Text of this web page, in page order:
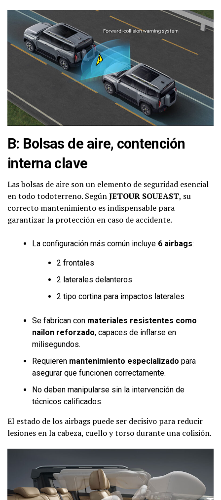
B: Bolsas de aire, contención
interna clave
Las bolsas de aire son un elemento de seguridad esencial
en todo todoterreno. SegúnJETOUR SOUEAST, su
correcto mantenimiento es indispensable para
garantizar la protección en caso de accidente.
La configuración más común incluye 6 airbags:
2 frontales
2 laterales delanteros
2 tipo cortina para impactos laterales
Se fabrican con materiales resistentes como
nailon reforzado, capaces de inflarse en
milisegundos.
Requieren mantenimiento especializado para
asegurar que funcionen correctamente.
No deben manipularse sin la intervención de
técnicos calificados.
El estado de los airbags puede ser decisivo para reducir
lesiones en la cabeza, cuello y torso durante una colisión.